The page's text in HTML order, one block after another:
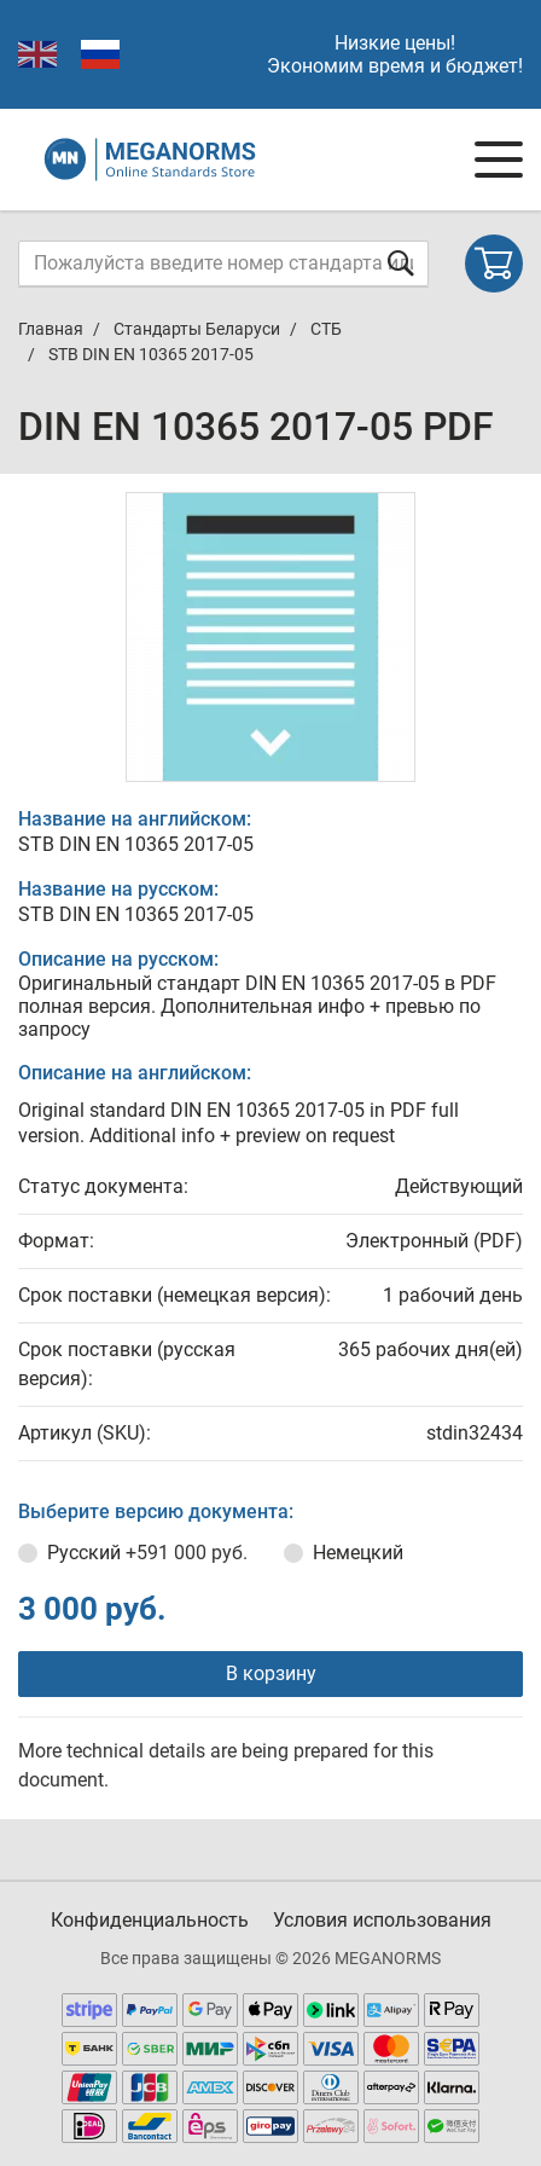
Низкие цены!
Экономим время и бюджет!
Главная Стандарты Беларуси
СТБ
STB DIN EN 10365 2017-05
DIN EN 10365 2017-05 PDF
Название на английском:
STB DIN EN 10365 2017-05
Название на русском:
STB DIN EN 10365 2017-05
Описание на русском:
Оригинальный стандарт DIN EN 10365 2017-05 в PDF
полная версия. Дополнительная инфо + превью по
запросу
Описание на английском:
Original standard DIN EN 10365 2017-05 in PDF full
version. Additional info + preview on request
Статус документа: Действующий
Формат: Электронный (PDF)
Срок поставки (немецкая версия): 1 рабочий день
Срок поставки (русская
версия):
365 рабочих дня(ей)
Артикул (SKU): stdin32434
Выберите версию документа:
Русский +591 000 руб. Немецкий
3 000 руб.
В корзину
More technical details are being prepared for this
document.
Конфиденциальность Условия использования
Все права защищены © 2026 MEGANORMS